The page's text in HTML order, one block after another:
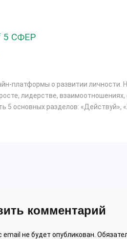
платформы о развитии личности.
лидерстве,
5 основных разделов: «Действуй»,
комментарий
не будет опубликован.